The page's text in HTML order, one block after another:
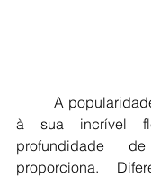
à sua incrível
profundidade
proporciona.